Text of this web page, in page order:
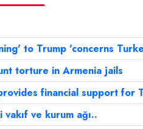
to Trump 'concerns
torture in Armenia jails
financial support for
ve kurum ağı..